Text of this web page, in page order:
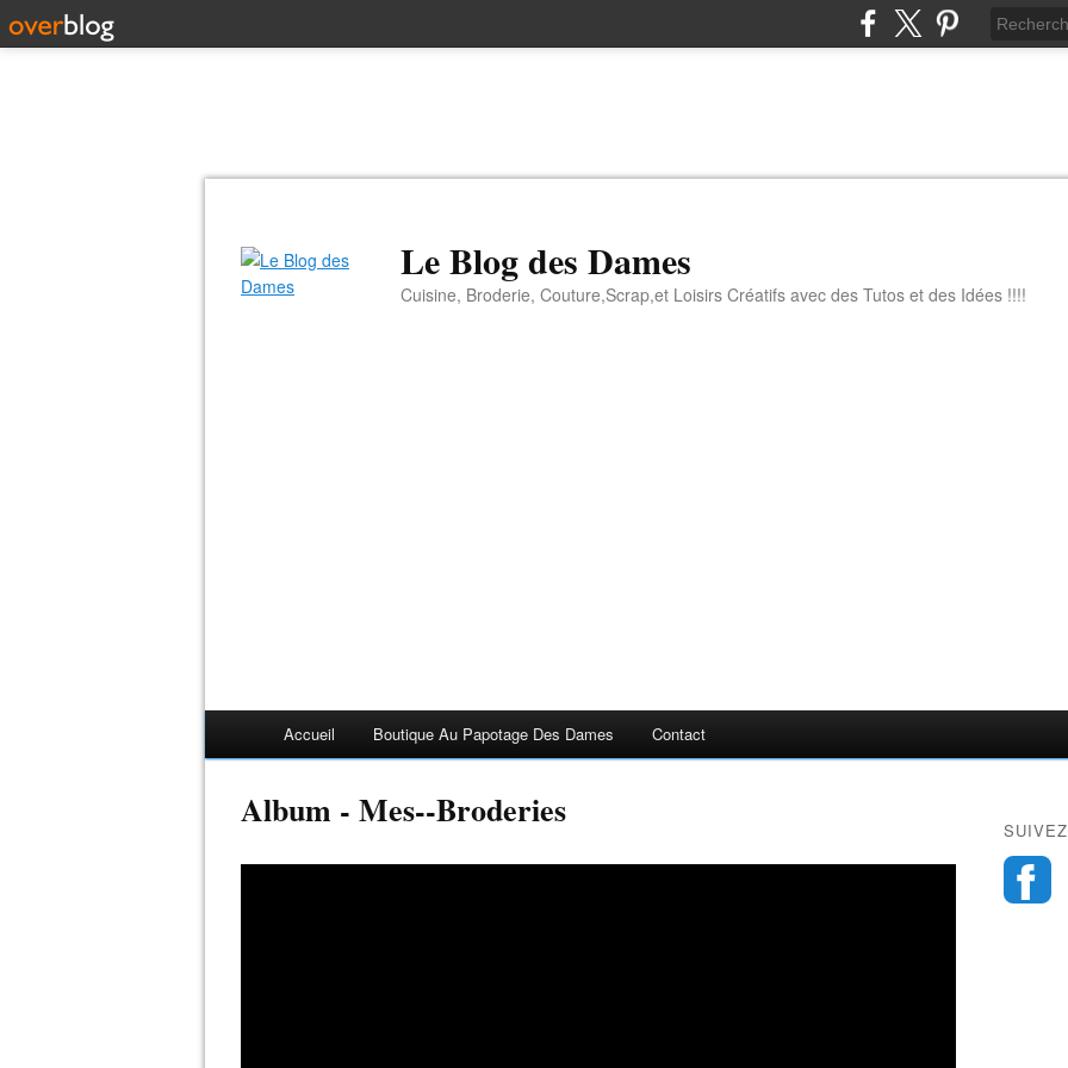
Le Blog des Dames
Cuisine, Broderie, Couture,Scrap,et Loisirs Créatifs avec des Tutos et des Idées !!!!
Accueil Boutique Au Papotage Des Dames Contact
Album - Mes--Broderies